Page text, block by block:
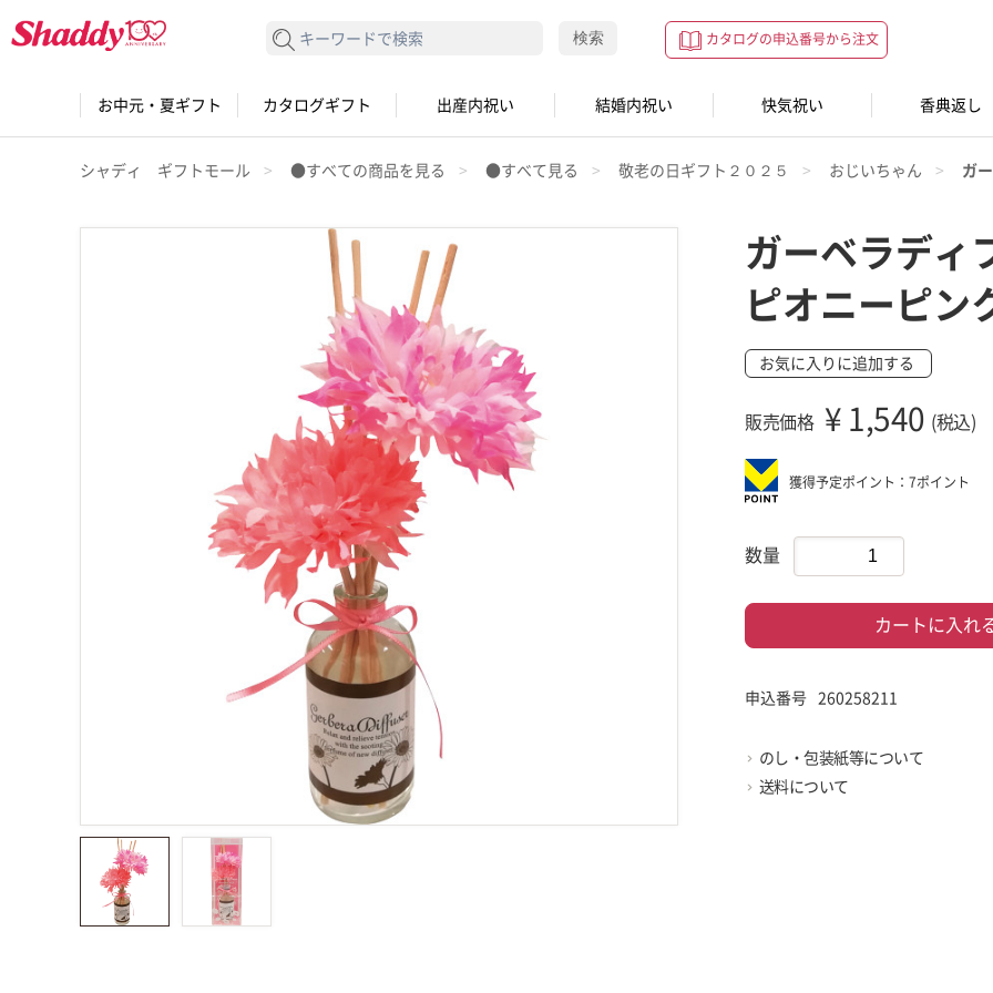
カタログの申込番号から注文
検索する 検索
お中元・夏ギフト カタログギフト 出産内祝い 結婚内祝い 快気祝い 香典返し
シャディ ギフトモール ●すべての商品を見る ●すべて見る 敬老の日ギフト２０２５ おじいちゃん ガ
ガーベラディ
ピオニーピン
お気に入りに追加する
販売価格 ¥ 1,540 (税込)
獲得予定ポイント：7ポイント
数量
カートに入れ
申込番号 260258211
のし・包装紙等について
送料について